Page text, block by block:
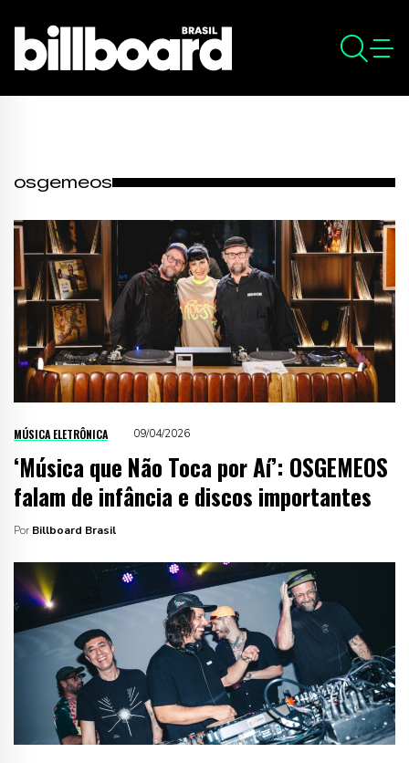
osgemeos
MÚSICA ELETRÔNICA 09/04/2026
‘Música que Não Toca por Aí’: OSGEMEOS
falam de infância e discos importantes
Por Billboard Brasil